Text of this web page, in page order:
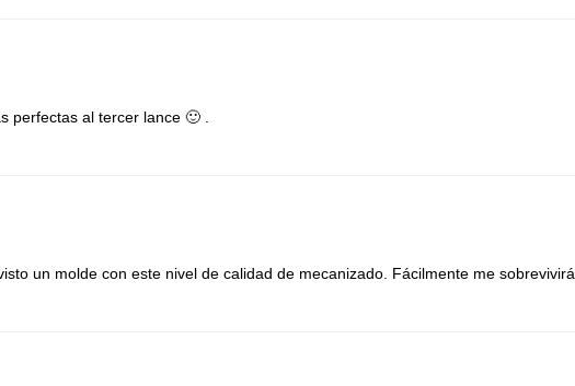
perfectas al tercer lance 🙂 .
un molde con este nivel de calidad de mecanizado. Fácilmente me sobrevivirá